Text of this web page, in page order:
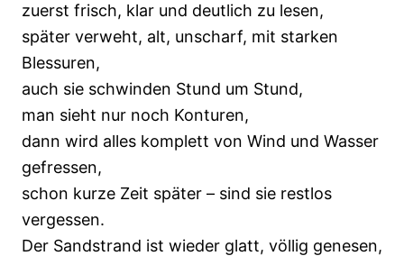
zuerst frisch, klar und deutlich zu lesen,
später verweht, alt, unscharf, mit starken
Blessuren,
auch sie schwinden Stund um Stund,
man sieht nur noch Konturen,
dann wird alles komplett von Wind und Wasser
gefressen,
schon kurze Zeit später – sind sie restlos
vergessen.
Der Sandstrand ist wieder glatt, völlig genesen,